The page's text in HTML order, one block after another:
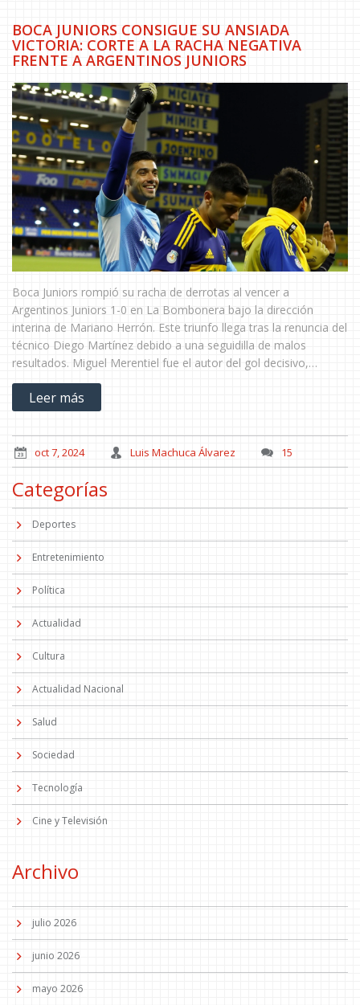
BOCA JUNIORS CONSIGUE SU ANSIADA
VICTORIA: CORTE A LA RACHA NEGATIVA
FRENTE A ARGENTINOS JUNIORS
Boca Juniors rompió su racha de derrotas al vencer a
Argentinos Juniors 1-0 en La Bombonera bajo la dirección
interina de Mariano Herrón. Este triunfo llega tras la renuncia del
técnico Diego Martínez debido a una seguidilla de malos
resultados. Miguel Merentiel fue el autor del gol decisivo,
permitiendo al equipo acortar la distancia en la liga y recuperar
la moral perdida tras las caídas frente a Belgrano y River Plate.
Leer más
oct 7, 2024 Luis Machuca Álvarez 15
Categorías
Deportes
Entretenimiento
Política
Actualidad
Cultura
Actualidad Nacional
Salud
Sociedad
Tecnología
Cine y Televisión
Archivo
julio 2026
junio 2026
mayo 2026